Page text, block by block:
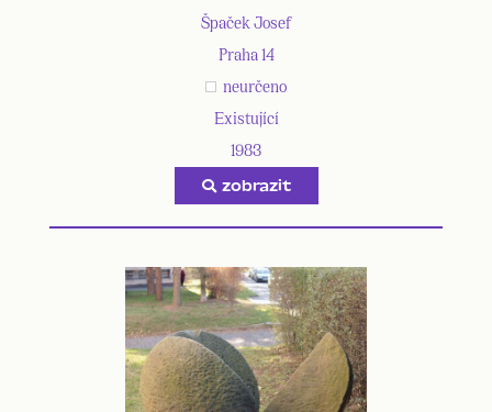
Špaček Josef
Praha 14
neurčeno
Existující
1983
zobrazit